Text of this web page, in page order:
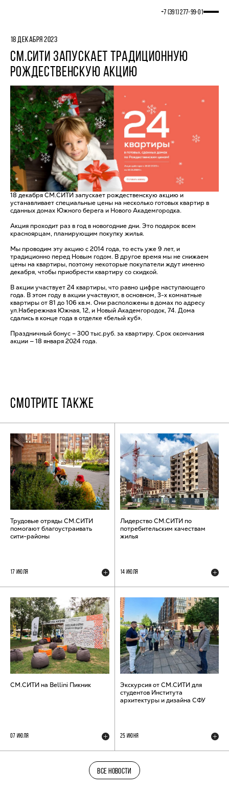
+7 (391) 277‒99‒01
18 ДЕКАБРЯ 2023
СМ.СИТИ ЗАПУСКАЕТ ТРАДИЦИОННУЮ
РОЖДЕСТВЕНСКУЮ АКЦИЮ
18 декабря СМ.СИТИ запускает рождественскую акцию и
устанавливает специальные цены на несколько готовых квартир в
сданных домах Южного берега и Нового Академгородка.
Акция проходит раз в год в новогодние дни. Это подарок всем
красноярцам, планирующим покупку жилья.
Мы проводим эту акцию с 2014 года, то есть уже 9 лет, и
традиционно перед Новым годом. В другое время мы не снижаем
цены на квартиры, поэтому некоторые покупатели ждут именно
декабря, чтобы приобрести квартиру со скидкой.
В акции участвует 24 квартиры, что равно цифре наступающего
года. В этом году в акции участвуют, в основном, 3-х комнатные
квартиры от 81 до 106 кв.м. Они расположены в домах по адресу
ул.Набережная Южная, 12, и Новый Академгородок, 74. Дома
сдались в конце года в отделке «белый куб».
Праздничный бонус – 300 тыс.руб. за квартиру. Срок окончания
акции — 18 января 2024 года.
СМОТРИТЕ ТАКЖЕ
Трудовые отряды СМ.СИТИ
помогают благоустраивать
сити-районы
17 ИЮЛЯ
Лидерство СМ.СИТИ по
потребительским качествам
жилья
14 ИЮЛЯ
СМ.СИТИ на Bellini Пикник
07 ИЮЛЯ
Экскурсия от СМ.СИТИ для
студентов Института
архитектуры и дизайна СФУ
25 ИЮНЯ
ВСЕ НОВОСТИ